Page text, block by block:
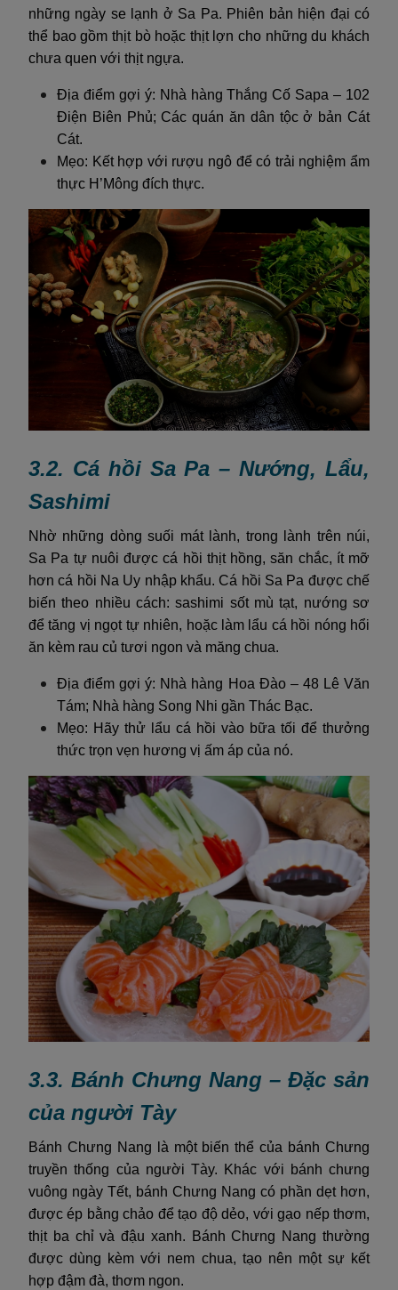
những ngày se lạnh ở Sa Pa. Phiên bản hiện đại có
thể bao gồm thịt bò hoặc thịt lợn cho những du khách
chưa quen với thịt ngựa.
Địa điểm gợi ý: Nhà hàng Thắng Cố Sapa – 102
Điện Biên Phủ; Các quán ăn dân tộc ở bản Cát
Cát.
Mẹo: Kết hợp với rượu ngô để có trải nghiệm ẩm
thực H’Mông đích thực.
3.2. Cá hồi Sa Pa – Nướng, Lẩu,
Sashimi
Nhờ những dòng suối mát lành, trong lành trên núi,
Sa Pa tự nuôi được cá hồi thịt hồng, săn chắc, ít mỡ
hơn cá hồi Na Uy nhập khẩu. Cá hồi Sa Pa được chế
biến theo nhiều cách: sashimi sốt mù tạt, nướng sơ
để tăng vị ngọt tự nhiên, hoặc làm lẩu cá hồi nóng hổi
ăn kèm rau củ tươi ngon và măng chua.
Địa điểm gợi ý: Nhà hàng Hoa Đào – 48 Lê Văn
Tám; Nhà hàng Song Nhi gần Thác Bạc.
Mẹo: Hãy thử lẩu cá hồi vào bữa tối để thưởng
thức trọn vẹn hương vị ấm áp của nó.
3.3. Bánh Chưng Nang – Đặc sản
của người Tày
Bánh Chưng Nang là một biến thể của bánh Chưng
truyền thống của người Tày. Khác với bánh chưng
vuông ngày Tết, bánh Chưng Nang có phần dẹt hơn,
được ép bằng chảo để tạo độ dẻo, với gạo nếp thơm,
thịt ba chỉ và đậu xanh. Bánh Chưng Nang thường
được dùng kèm với nem chua, tạo nên một sự kết
hợp đậm đà, thơm ngon.